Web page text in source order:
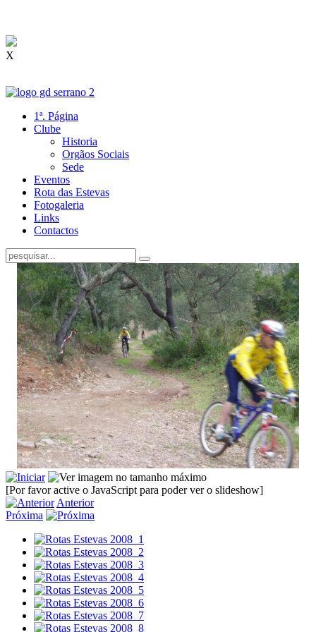
X
1ª. Página
Clube
Historia
Orgãos Sociais
Sede
Eventos
Rota das Estevas
Fotogaleria
Links
Contactos
[Por favor active o JavaScript para poder ver o slideshow]
Anterior
Próxima